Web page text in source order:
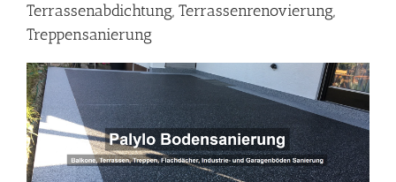
Terrassenabdichtung, Terrassenrenovierung,
Treppensanierung